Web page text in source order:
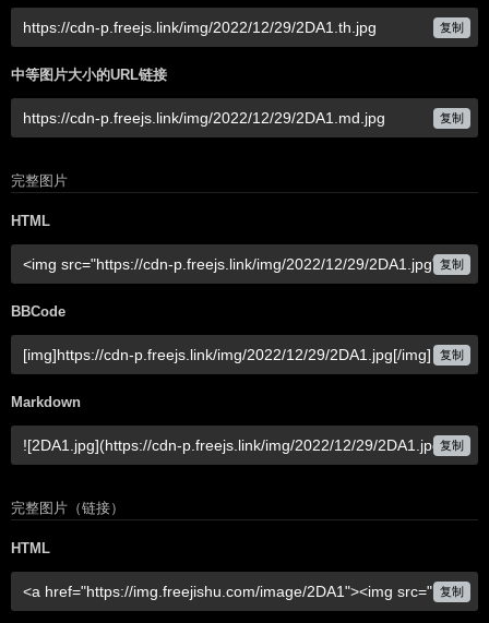
复制
中等图片大小的URL链接
复制
完整图片
HTML
复制
BBCode
复制
Markdown
复制
完整图片（链接）
HTML
复制